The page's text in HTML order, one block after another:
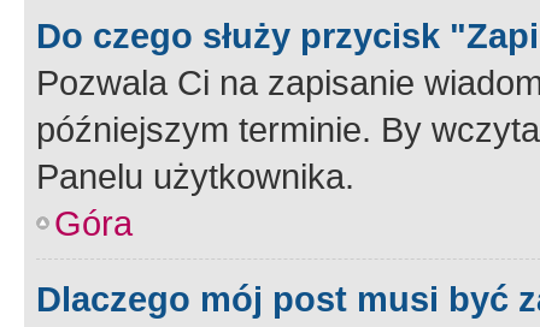
Do czego służy przycisk
Pozwala Ci na zapisanie
późniejszym terminie. By
Panelu użytkownika.
Góra
Dlaczego mój post musi być